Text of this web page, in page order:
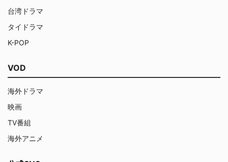
台湾ドラマ
タイドラマ
K-POP
VOD
海外ドラマ
映画
TV番組
海外アニメ